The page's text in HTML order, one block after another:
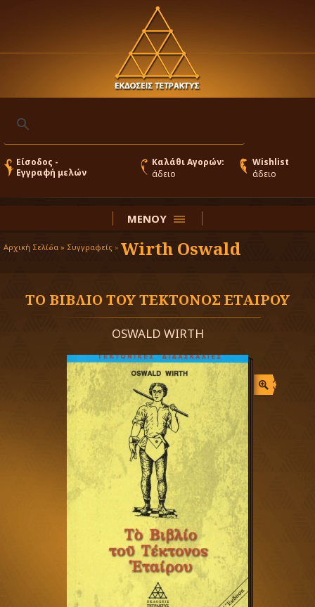
Είσοδος -
Εγγραφή μελών
Καλάθι Αγορών:
άδειο
Wishlist
άδειο
ΜΕΝΟΥ
Αρχική Σελίδα » Συγγραφείς » Wirth Oswald
ΤΟ ΒΙΒΛΙΟ ΤΟΥ ΤΕΚΤΟΝΟΣ ΕΤΑΙΡΟΥ
OSWALD WIRTH